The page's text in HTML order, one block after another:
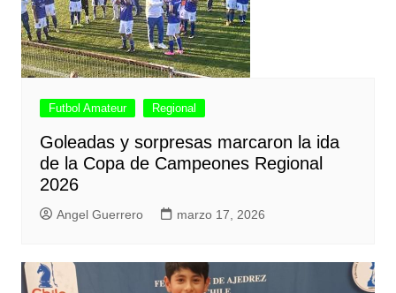
Futbol Amateur Regional
Goleadas y sorpresas marcaron la ida
de la Copa de Campeones Regional
2026
Angel Guerrero marzo 17, 2026